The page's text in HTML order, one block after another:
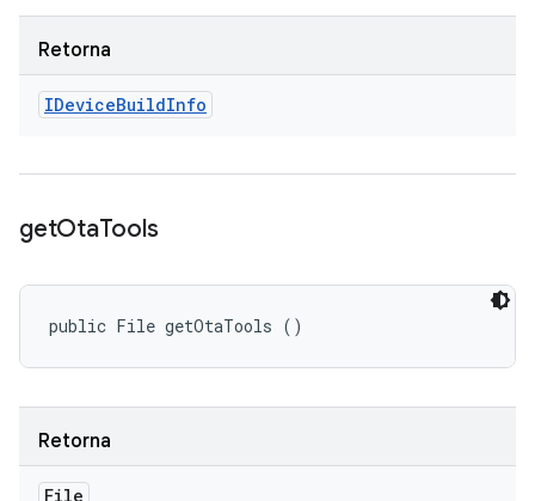
Retorna
IDeviceBuildInfo
getOtaTools
public File getOtaTools ()
Retorna
File